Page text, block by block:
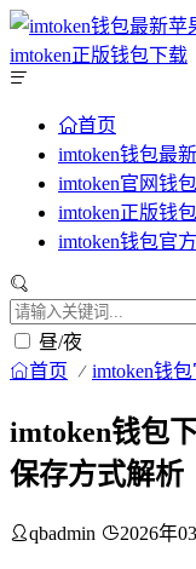
首页
imtoken钱包最
imtoken官网钱
imtoken正版钱
imtoken钱包官
昼/夜
首页 imtoken钱
imtoken钱包
保存方式解析
qbadmin 2026年